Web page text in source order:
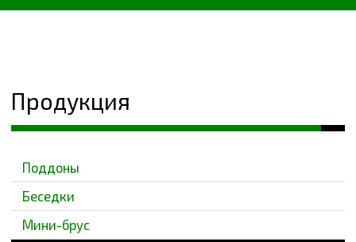
ПОДДОНЫ
МИНИ-БРУС
ПИЛОМАТЕРИАЛ ЕСТЕСТВЕННОЙ ВЛАЖНОСТИ
Продукция
Поддоны
Беседки
Мини-брус